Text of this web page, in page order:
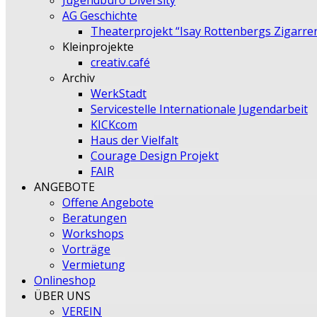
AG Geschichte
Theaterprojekt “Isay Rottenbergs
Kleinprojekte
creativ.café
Archiv
WerkStadt
Servicestelle Internationale Jugendarbeit
KICKcom
Haus der Vielfalt
Courage Design Projekt
FAIR
ANGEBOTE
Offene Angebote
Beratungen
Workshops
Vorträge
Vermietung
Onlineshop
ÜBER UNS
VEREIN